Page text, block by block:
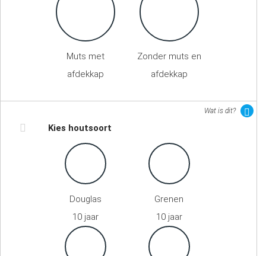
Muts met
afdekkap
Zonder muts en
afdekkap
Wat is dit?
Kies houtsoort
Douglas
10 jaar
Grenen
10 jaar